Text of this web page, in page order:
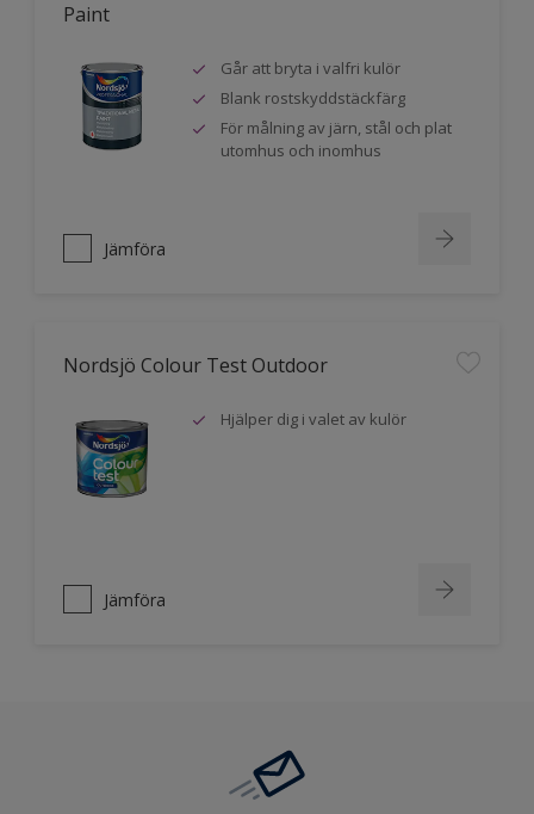
Paint
Går att bryta i valfri kulör
Blank rostskyddstäckfärg
För målning av järn, stål och plat
utomhus och inomhus
Jämföra
Nordsjö Colour Test Outdoor
Hjälper dig i valet av kulör
Jämföra